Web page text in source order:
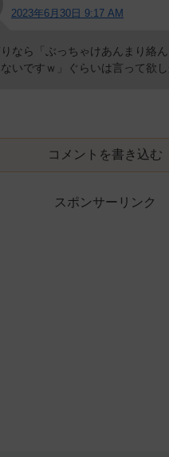
2023年6月30日 9:17 AM
なら「ぶっちゃけあんまり絡
いですｗ」ぐらいは言って欲
コメントを書き込む
スポンサーリンク